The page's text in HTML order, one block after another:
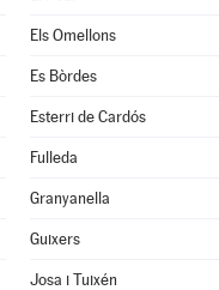
Els Omellons
Es Bòrdes
Esterri de Cardós
Fulleda
Granyanella
Guixers
Josa i Tuixén